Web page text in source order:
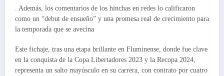
. Además, los comentarios de los hinchas en redes lo calificaron
como un “debut de ensueño” y una promesa real de crecimiento para
la temporada que se avecina
Este fichaje, tras una etapa brillante en Fluminense, donde fue clave
en la conquista de la Copa Libertadores 2023 y la Recopa 2024,
representa un salto mayúsculo en su carrera, con contrato por cuatro